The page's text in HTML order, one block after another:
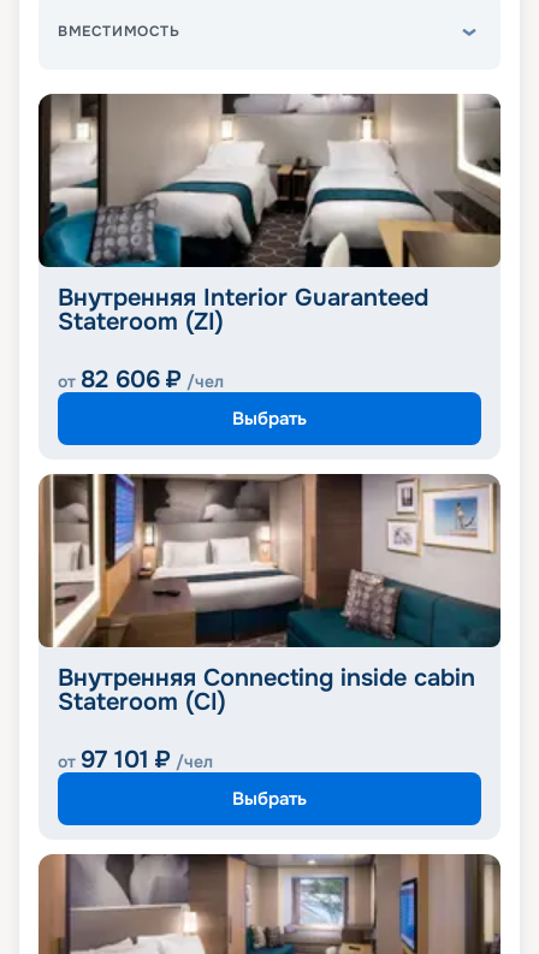
ВМЕСТИМОСТЬ
Внутренняя Interior Guaranteed
Stateroom (ZI)
от 82 606 ₽ /чел
Выбрать
Внутренняя Connecting inside cabin
Stateroom (CI)
от 97 101 ₽ /чел
Выбрать